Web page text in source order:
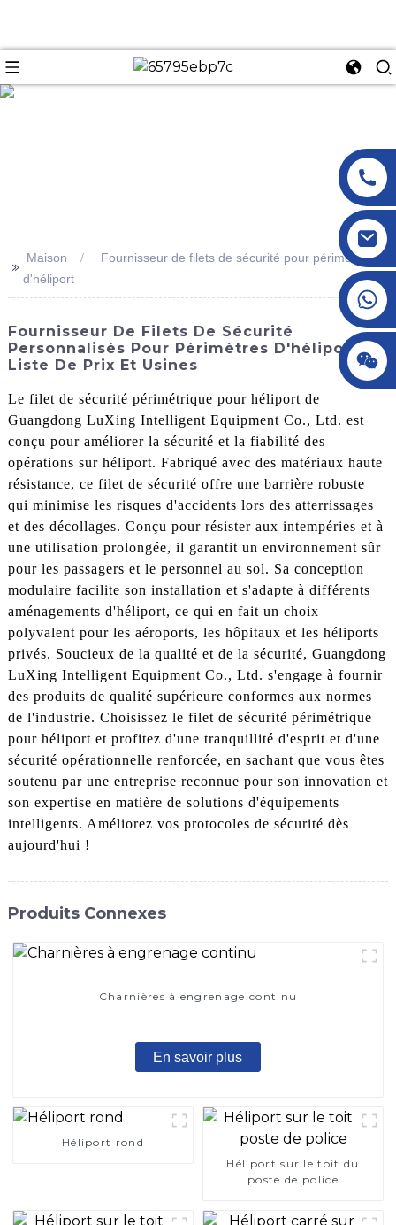
+86 18145770882
+86 18145770882
>>
Maison
Fournisseur de filets de sécurité pour périmètre
d'héliport
Fournisseur De Filets De Sécurité
Personnalisés Pour Périmètres D'héliports -
Liste De Prix Et Usines
Le filet de sécurité périmétrique pour héliport de
Guangdong LuXing Intelligent Equipment Co., Ltd. est
conçu pour améliorer la sécurité et la fiabilité des
opérations sur héliport. Fabriqué avec des matériaux haute
résistance, ce filet de sécurité offre une barrière robuste
qui minimise les risques d'accidents lors des atterrissages
et des décollages. Conçu pour résister aux intempéries et à
une utilisation prolongée, il garantit un environnement sûr
pour les passagers et le personnel au sol. Sa conception
modulaire facilite son installation et s'adapte à différents
aménagements d'héliport, ce qui en fait un choix
polyvalent pour les aéroports, les hôpitaux et les héliports
privés. Soucieux de la qualité et de la sécurité, Guangdong
LuXing Intelligent Equipment Co., Ltd. s'engage à fournir
des produits de qualité supérieure conformes aux normes
de l'industrie. Choisissez le filet de sécurité périmétrique
pour héliport et profitez d'une tranquillité d'esprit et d'une
sécurité opérationnelle renforcée, en sachant que vous êtes
soutenu par une entreprise reconnue pour son innovation et
son expertise en matière de solutions d'équipements
intelligents. Améliorez vos protocoles de sécurité dès
aujourd'hui !
Produits Connexes
Charnières à engrenage continu
En savoir plus
Héliport rond
Héliport sur le toit du
poste de police